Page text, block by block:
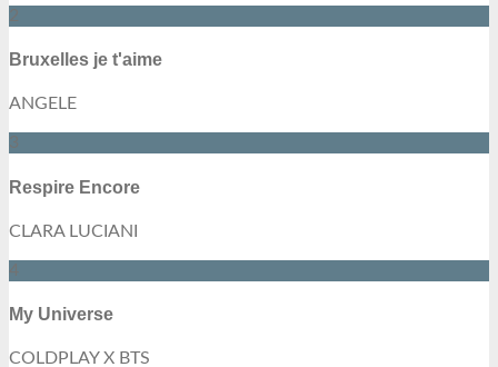
2
Bruxelles je t'aime
ANGELE
3
Respire Encore
CLARA LUCIANI
4
My Universe
COLDPLAY X BTS